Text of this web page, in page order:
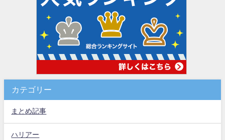
カテゴリー
まとめ記事
ハリアー